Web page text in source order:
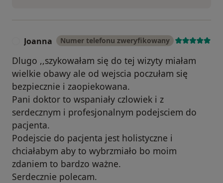
Joanna Numer telefonu zweryfikowany
Dlugo ,,szykowałam się do tej wizyty miałam
wielkie obawy ale od wejscia poczułam się
bezpiecznie i zaopiekowana.
Pani doktor to wspaniały czlowiek i z
serdecznym i profesjonalnym podejsciem do
pacjenta.
Podejscie do pacjenta jest holistyczne i
chciałabym aby to wybrzmiało bo moim
zdaniem to bardzo ważne.
Serdecznie polecam.